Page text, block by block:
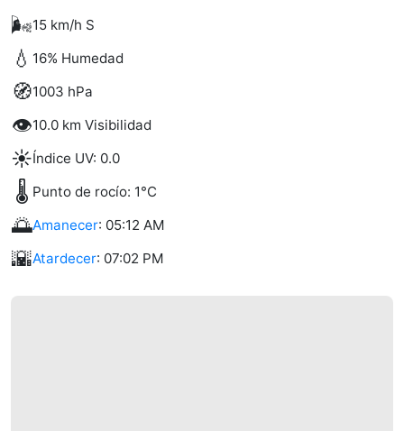
🌬️15 km/h S
💧 16% Humedad
🧭1003 hPa
👁️10.0 km Visibilidad
☀️Índice UV: 0.0
🌡️ Punto de rocío: 1°C
🌅Amanecer: 05:12 AM
🌇Atardecer: 07:02 PM